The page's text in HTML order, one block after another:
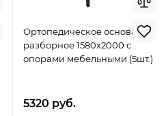
Ортопедическое основание
разборное 1580х2000 с
опорами мебельными (5шт.)
5320 руб.